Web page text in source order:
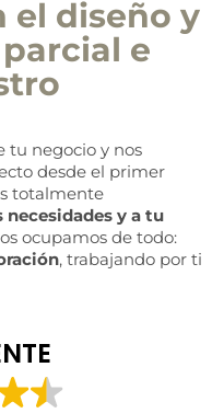
el diseño y
e
tu negocio y nos
desde el primer
totalmente
necesidades y a tu
ocupamos de todo:
, trabajando por ti